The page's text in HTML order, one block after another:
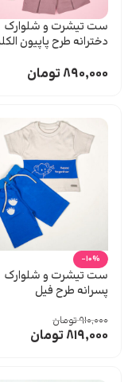
ست تیشرت و شلوارک
دخترانه طرح پاپیون
۸۹۰,۰۰۰تومان
-10%
ست تیشرت و شلوارک
پسرانه طرح فیل
۹۱۰,۰۰۰تومان
۸۱۹,۰۰۰تومان